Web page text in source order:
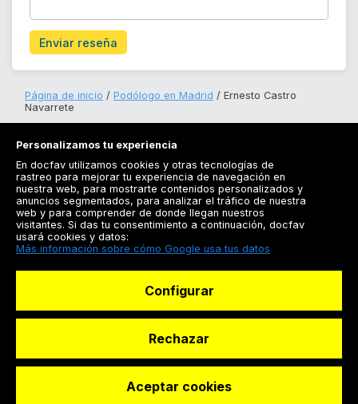
Enviar reseña
Página de inicio Podólogo en Madrid
Ernesto Castro
Navarrete
Registrarse
Docfav
© Dashboard Technologies S.L
Personalizamos tu experiencia
En docfav utilizamos cookies y otras tecnologías de
rastreo para mejorar tu experiencia de navegación en
nuestra web, para mostrarte contenidos personalizados y
anuncios segmentados, para analizar el tráfico de nuestra
web y para comprender de donde llegan nuestros
visitantes. Si das tu consentimiento a continuación, docfav
usará cookies y datos:
Más información sobre cómo Google usa tus datos
Configurar
Rechazar
Aceptar cookies